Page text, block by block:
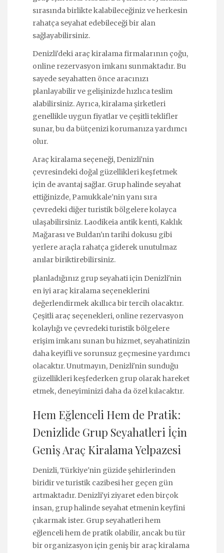
sırasında birlikte kalabileceğiniz ve herkesin
rahatça seyahat edebileceği bir alan
sağlayabilirsiniz.
Denizli'deki araç kiralama firmalarının çoğu,
online rezervasyon imkanı sunmaktadır. Bu
sayede seyahatten önce aracınızı
planlayabilir ve gelişinizde hızlıca teslim
alabilirsiniz. Ayrıca, kiralama şirketleri
genellikle uygun fiyatlar ve çeşitli teklifler
sunar, bu da bütçenizi korumanıza yardımcı
olur.
Araç kiralama seçeneği, Denizli'nin
çevresindeki doğal güzellikleri keşfetmek
için de avantaj sağlar. Grup halinde seyahat
ettiğinizde, Pamukkale'nin yanı sıra
çevredeki diğer turistik bölgelere kolayca
ulaşabilirsiniz. Laodikeia antik kenti, Kaklık
Mağarası ve Buldan'ın tarihi dokusu gibi
yerlere araçla rahatça giderek unutulmaz
anılar biriktirebilirsiniz.
planladığınız grup seyahati için Denizli'nin
en iyi araç kiralama seçeneklerini
değerlendirmek akıllıca bir tercih olacaktır.
Çeşitli araç seçenekleri, online rezervasyon
kolaylığı ve çevredeki turistik bölgelere
erişim imkanı sunan bu hizmet, seyahatinizin
daha keyifli ve sorunsuz geçmesine yardımcı
olacaktır. Unutmayın, Denizli'nin sunduğu
güzellikleri keşfederken grup olarak hareket
etmek, deneyiminizi daha da özel kılacaktır.
Hem Eğlenceli Hem de Pratik:
Denizlide Grup Seyahatleri İçin
Geniş Araç Kiralama Yelpazesi
Denizli, Türkiye'nin güzide şehirlerinden
biridir ve turistik cazibesi her geçen gün
artmaktadır. Denizli'yi ziyaret eden birçok
insan, grup halinde seyahat etmenin keyfini
çıkarmak ister. Grup seyahatleri hem
eğlenceli hem de pratik olabilir, ancak bu tür
bir organizasyon için geniş bir araç kiralama